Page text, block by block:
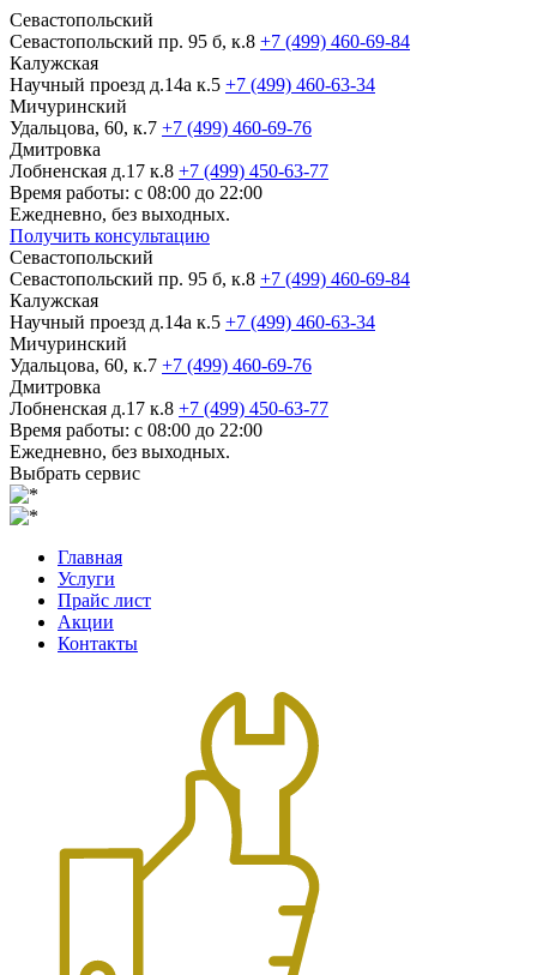
Севастопольский
Севастопольский пр. 95 б, к.8 +7 (499) 460-69-84
Калужская
Научный проезд д.14а к.5 +7 (499) 460-63-34
Мичуринский
Удальцова, 60, к.7 +7 (499) 460-69-76
Дмитровка
Лобненская д.17 к.8 +7 (499) 450-63-77
Время работы: с 08:00 до 22:00
Ежедневно, без выходных.
Получить консультацию
Севастопольский
Севастопольский пр. 95 б, к.8 +7 (499) 460-69-84
Калужская
Научный проезд д.14а к.5 +7 (499) 460-63-34
Мичуринский
Удальцова, 60, к.7 +7 (499) 460-69-76
Дмитровка
Лобненская д.17 к.8 +7 (499) 450-63-77
Время работы: с 08:00 до 22:00
Ежедневно, без выходных.
Выбрать сервис
Главная
Услуги
Прайс лист
Акции
Контакты